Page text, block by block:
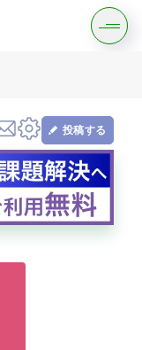
投稿する